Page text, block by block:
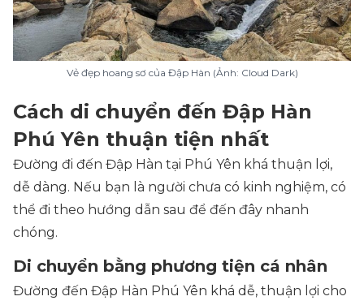
Vẻ đẹp hoang sơ của Đập Hàn (Ảnh: Cloud Dark)
Cách di chuyển đến Đập Hàn
Phú Yên thuận tiện nhất
Đường đi đến Đập Hàn tại Phú Yên khá thuận lợi,
dễ dàng. Nếu bạn là người chưa có kinh nghiệm, có
thể đi theo hướng dẫn sau để đến đây nhanh
chóng.
Di chuyển bằng phương tiện cá nhân
Đường đến Đập Hàn Phú Yên khá dễ, thuận lợi cho